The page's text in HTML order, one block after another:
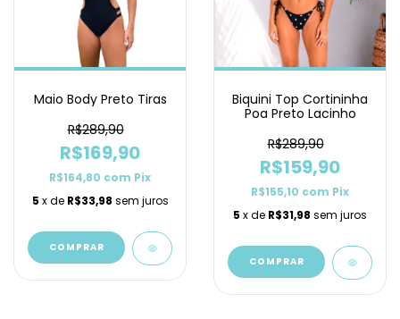
Maio Body Preto Tiras
R$289,90
R$169,90
R$164,80 com Pix
5 x de R$33,98 sem juros
COMPRAR
Biquini Top Cortininha
Poa Preto Lacinho
R$289,90
R$159,90
R$155,10 com Pix
5 x de R$31,98 sem juros
COMPRAR